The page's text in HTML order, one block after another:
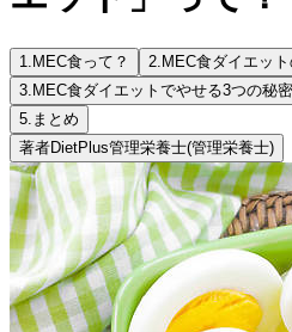
1. MEC食って？ 2. MEC食ダイエッ
3. MEC食ダイエットでやせる3つの秘
5. まとめ
著者DietPlus管理栄養士(管理栄養士)